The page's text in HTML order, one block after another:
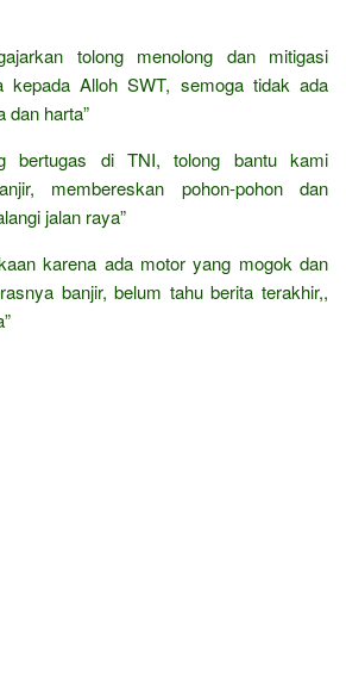
tolong menolong dan mitigasi
kepada Alloh SWT, semoga tidak ada
dan harta”
bertugas di TNI, tolong bantu kami
membereskan pohon-pohon dan
jalan raya”
karena ada motor yang mogok dan
banjir, belum tahu berita terakhir,,